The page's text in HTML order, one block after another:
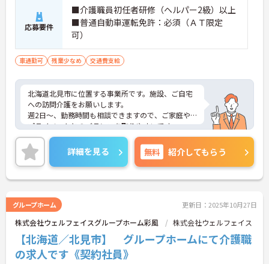
応募要件
■介護職員初任者研修（ヘルパー2級）以上
■普通自動車運転免許：必須（ＡＴ限定
可）
車通勤可 残業少なめ 交通費支給
北海道北見市に位置する事業所です。施設、ご自宅
への訪問介護をお願いします。
週2日～、勤務時間も相談できますので、ご家庭や
プライベートとのバランスを取りやすいです。
ご興味ある方には、面接対策ポイントなど、さらに
詳細をお話しいたしますのでお気軽にご相談くださ
い！
詳細を見る 無料 紹介してもらう
グループホーム 更新日：2025年10月27日
株式会社ウェルフェイスグループホーム彩風 株式会社ウェルフェイス
【北海道／北見市】 グループホームにて介護職
の求人です《契約社員》